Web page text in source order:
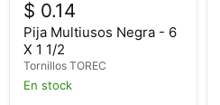
$ 0.14
Pija Multiusos Negra - 6
X 1 1/2
Tornillos TOREC
En stock